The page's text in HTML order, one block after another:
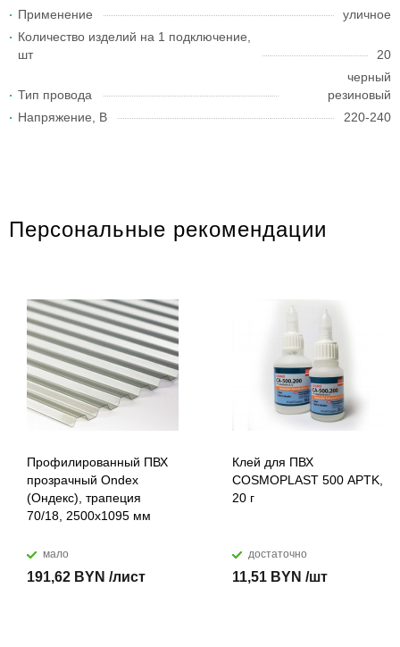
Применение
уличное
Количество изделий на 1 подключение,
шт
20
Тип провода
черный
резиновый
Напряжение, В
220-240
Персональные рекомендации
Профилированный ПВХ
прозрачный Ondex
(Ондекс), трапеция
70/18, 2500х1095 мм
мало
191,62 BYN /лист
Клей для ПВХ
COSMOPLAST 500 APTK,
20 г
достаточно
11,51 BYN /шт